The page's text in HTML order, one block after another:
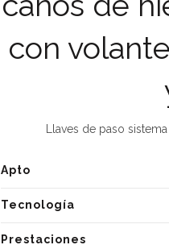
con
Llaves de paso
Apto
Tecnología
Prestaciones